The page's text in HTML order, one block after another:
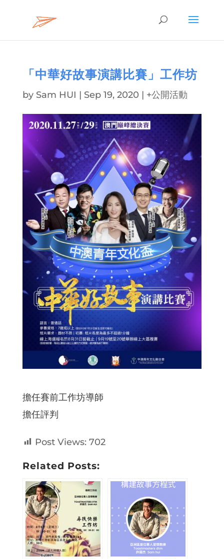
「中華好故事演講比賽」工作坊
by Sam HUI | Sep 19, 2020 | +公開活動
擔任賽前工作坊導師
擔任評判
Post Views: 702
Related Posts: